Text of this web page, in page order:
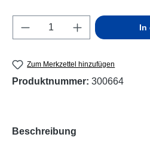
Produkt Anzahl: Gib In
Zum Merkzettel hinzufügen
Produktnummer: 300664
Beschreibung